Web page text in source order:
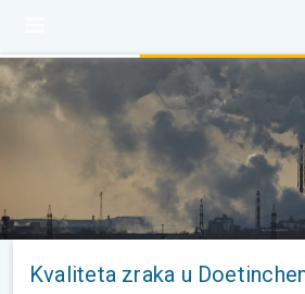
Kvaliteta zraka u